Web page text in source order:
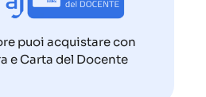
puoi acquistare con
e Carta del Docente